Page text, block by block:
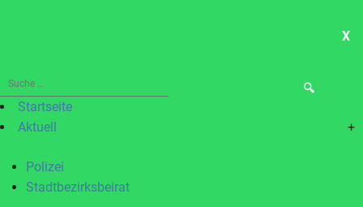
X
Suche
nach:Startseite
Aktuell
+
Polizei
Stadtbezirksbeirat